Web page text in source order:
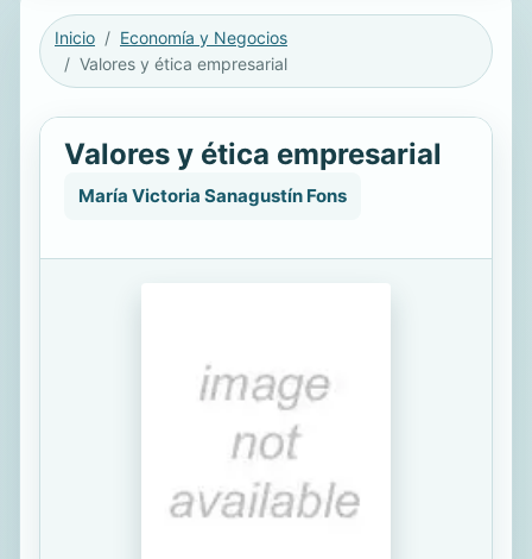
Inicio
Economía y Negocios
Valores y ética empresarial
Valores y ética empresarial
María Victoria Sanagustín Fons